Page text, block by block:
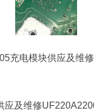
充电模块供应及维
应及维修